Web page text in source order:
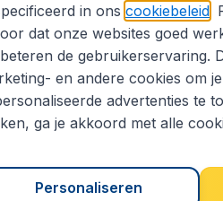
informatie
pers
in ons cookiebeleid.
dat onze websites goed
de gebruikerservaring.
en andere cookies om
advertenties te
ga je akkoord met alle
Personaliseren